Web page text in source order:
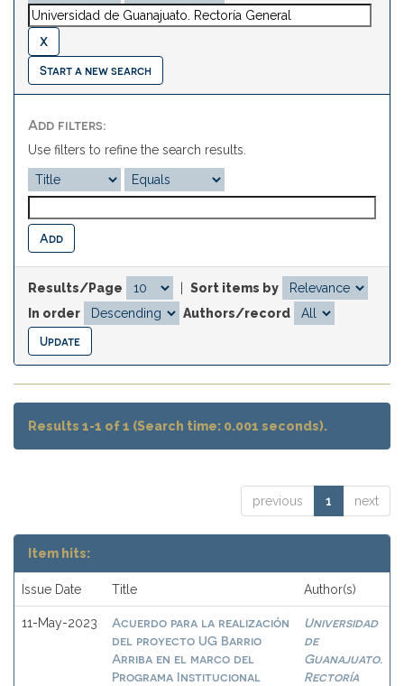
Start a new search
Add filters:
Use filters to refine the search results.
Results/Page
Sort items by
In order
Authors/record
Results 1-1 of 1 (Search time: 0.001 seconds).
previous 1 next
Item hits:
Issue Date Title Author(s)
11-May-2023
Acuerdo para la realización
del proyecto UG Barrio
Arriba en el marco del
Programa Institucional
Universidad
de
Guanajuato.
Rectoría